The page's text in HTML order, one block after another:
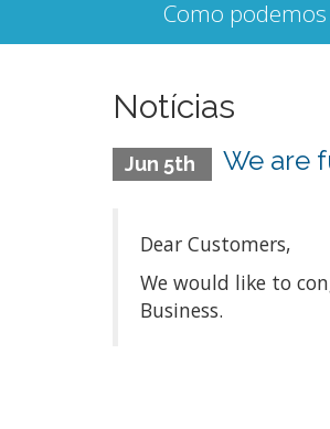
Como
Notícias
Jun 5th We are
Dear Customers,
We would like to
Business.